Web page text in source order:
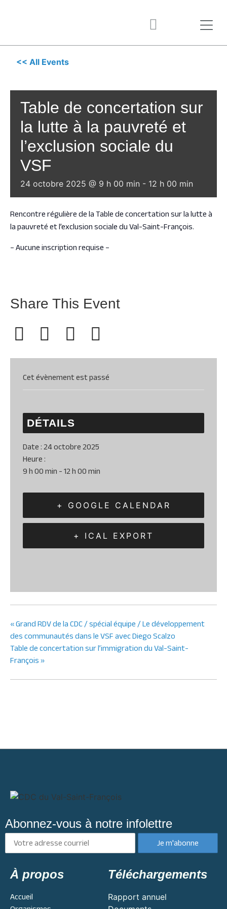
<< All Events
Table de concertation sur
la lutte à la pauvreté et
l’exclusion sociale du
VSF
24 octobre 2025 @ 9 h 00 min - 12 h 00 min
Rencontre régulière de la Table de concertation sur la lutte à
la pauvreté et l’exclusion sociale du Val-Saint-François.
– Aucune inscription requise –
Share This Event
Cet évènement est passé
DÉTAILS
Date :24 octobre 2025
Heure :
9 h 00 min - 12 h 00 min
+ GOOGLE CALENDAR
+ ICAL EXPORT
«Grand RDV de la CDC / spécial équipe / Le développement
des communautés dans le VSF avec Diego Scalzo
Table de concertation sur l’immigration du Val-Saint-
François»
Abonnez-vous à notre infolettre
À propos
Accueil
Téléchargements
Rapport annuel